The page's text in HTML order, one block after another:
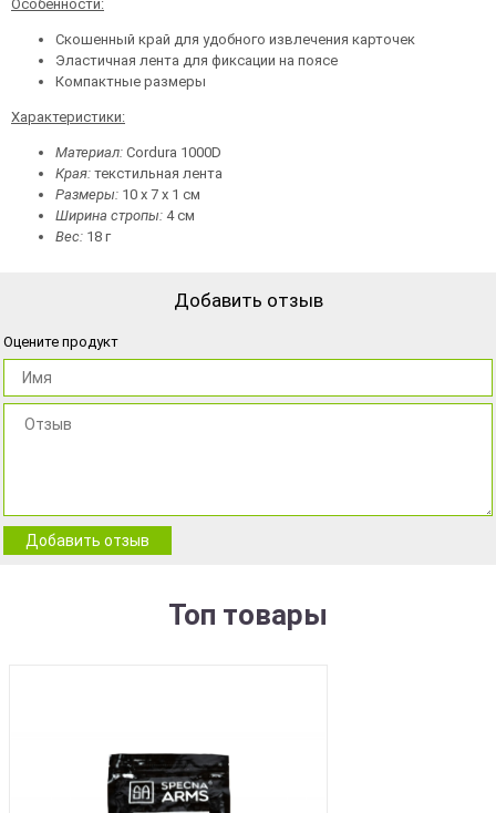
Особенности:
Скошенный край для удобного извлечения карточек
Эластичная лента для фиксации на поясе
Компактные размеры
Характеристики:
Материал: Cordura 1000D
Края: текстильная лента
Размеры: 10 х 7 х 1 см
Ширина стропы: 4 см
Вес: 18 г
Добавить отзыв
Оцените продукт
Добавить отзыв
Топ товары